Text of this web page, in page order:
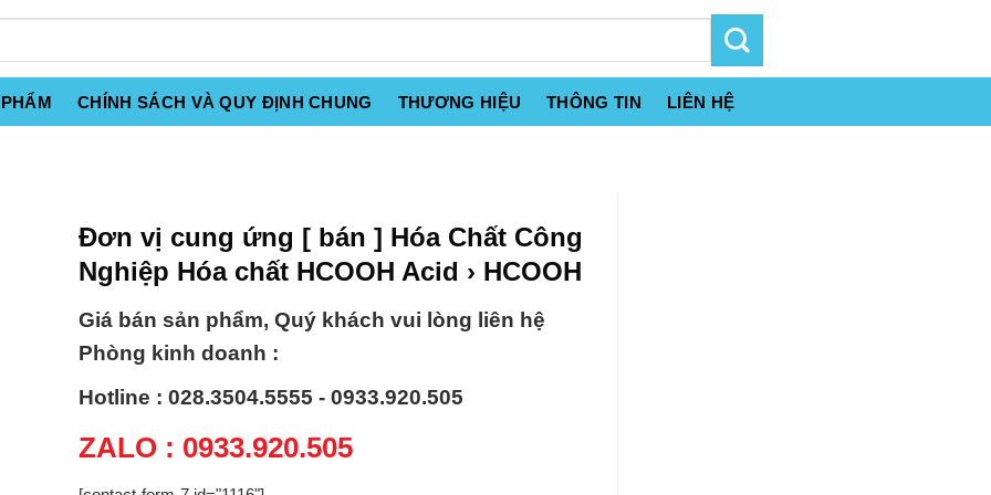
CHÍNH SÁCH VÀ QUY ĐỊNH CHUNG THƯƠNG HIỆU THÔNG TIN LIÊN HỆ
Đơn vị cung ứng [ bán ] Hóa Chất Công
Nghiệp Hóa chất HCOOH Acid › HCOOH
Giá bán sản phẩm, Quý khách vui lòng liên hệ
Phòng kinh doanh :
Hotline : 028.3504.5555 - 0933.920.505
ZALO : 0933.920.505